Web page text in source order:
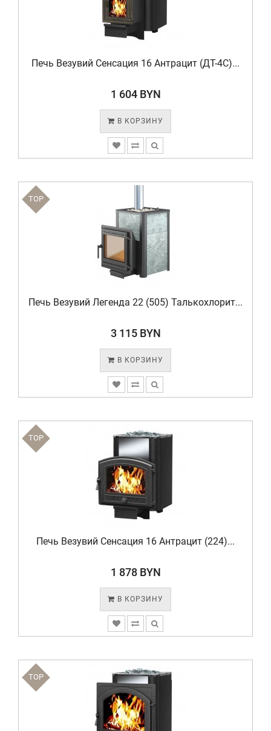
Печь Везувий Сенсация 16 Антрацит (ДТ-4C)...
1 604 BYN
В КОРЗИНУ
TOP
Печь Везувий Легенда 22 (505) Талькохлорит...
3 115 BYN
В КОРЗИНУ
TOP
Печь Везувий Сенсация 16 Антрацит (224)...
1 878 BYN
В КОРЗИНУ
TOP